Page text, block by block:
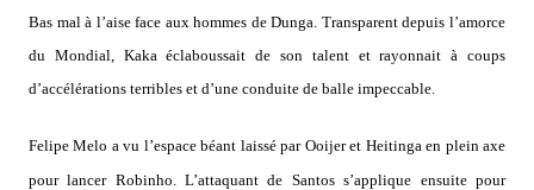
Bas mal à l’aise face aux hommes de Dunga. Transparent depuis l’amorce
du Mondial, Kaka éclaboussait de son talent et rayonnait à coups
d’accélérations terribles et d’une conduite de balle impeccable.
Felipe Melo a vu l’espace béant laissé par Ooijer et Heitinga en plein axe
pour lancer Robinho. L’attaquant de Santos s’applique ensuite pour